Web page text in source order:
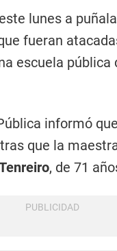
lunes a
fueran
escuela pública
informó
que la
, de 71